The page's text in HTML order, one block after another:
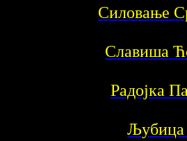
Силовање
Славиша
Радојка